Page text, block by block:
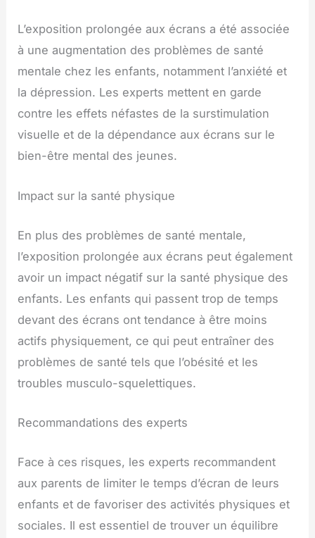
L’exposition prolongée aux écrans a été associée
à une augmentation des problèmes de santé
mentale chez les enfants, notamment l’anxiété et
la dépression. Les experts mettent en garde
contre les effets néfastes de la surstimulation
visuelle et de la dépendance aux écrans sur le
bien-être mental des jeunes.
Impact sur la santé physique
En plus des problèmes de santé mentale,
l’exposition prolongée aux écrans peut également
avoir un impact négatif sur la santé physique des
enfants. Les enfants qui passent trop de temps
devant des écrans ont tendance à être moins
actifs physiquement, ce qui peut entraîner des
problèmes de santé tels que l’obésité et les
troubles musculo-squelettiques.
Recommandations des experts
Face à ces risques, les experts recommandent
aux parents de limiter le temps d’écran de leurs
enfants et de favoriser des activités physiques et
sociales. Il est essentiel de trouver un équilibre